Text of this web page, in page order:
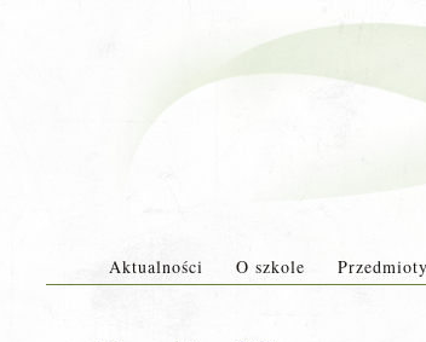
Aktualności O szkole Przedmioty